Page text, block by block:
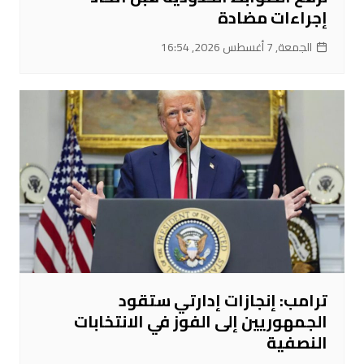
إجراءات مضادة
الجمعة, 7 أغسطس 2026, 16:54
ترامب: إنجازات إدارتي ستقود
الجمهوريين إلى الفوز في الانتخابات
النصفية